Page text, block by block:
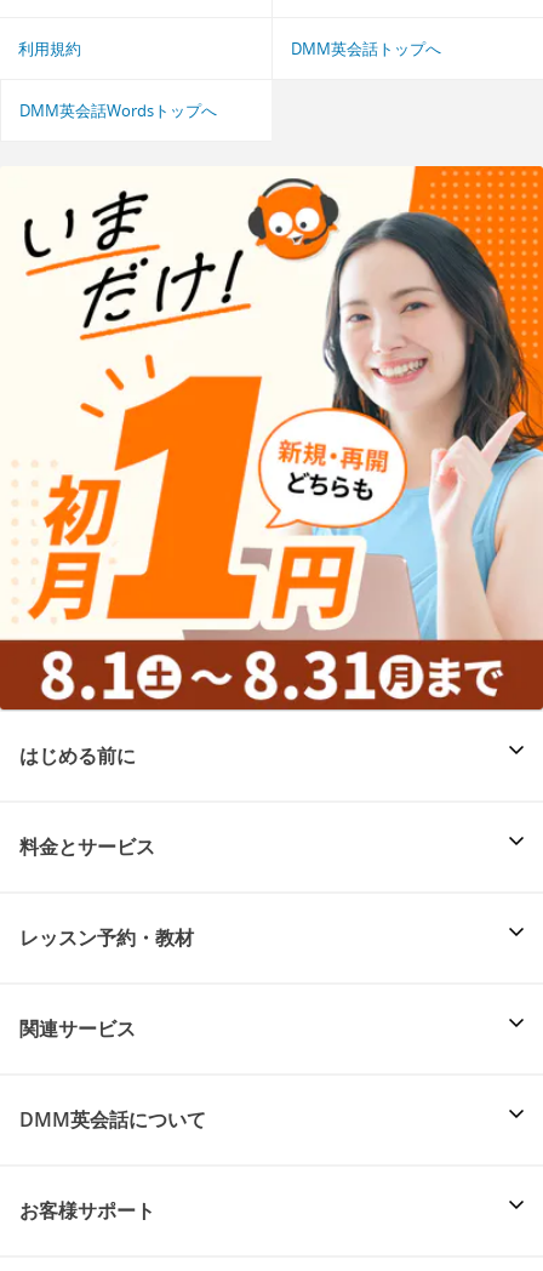
利用規約 DMM英会話トップへ
DMM英会話Wordsトップへ
はじめる前に
料金とサービス
レッスン予約・教材
関連サービス
DMM英会話について
お客様サポート